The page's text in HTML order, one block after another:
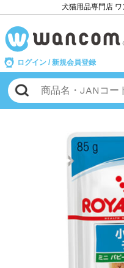
犬猫用品専門店
ログイン / 新規会員登録